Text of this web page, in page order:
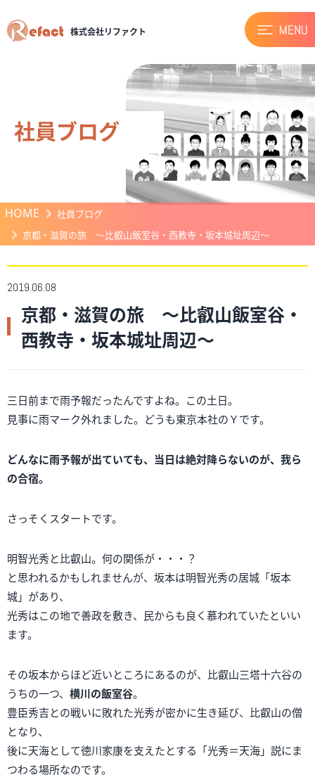
株式会社リファクト
社員ブログ
HOME
社員ブログ
京都・滋賀の旅 ～比叡山飯室谷・西教寺・坂本城址周辺～
2019.06.08
京都・滋賀の旅 ～比叡山飯室谷・
西教寺・坂本城址周辺～
三日前まで雨予報だったんですよね。この土日。
見事に雨マーク外れました。どうも東京本社のＹです。
どんなに雨予報が出ていても、当日は絶対降らないのが、我ら
の合宿。
さっそくスタートです。
明智光秀と比叡山。何の関係が・・・？
と思われるかもしれませんが、坂本は明智光秀の居城「坂本
城」があり、
光秀はこの地で善政を敷き、民からも良く慕われていたといい
ます。
その坂本からほど近いところにあるのが、比叡山三塔十六谷の
うちの一つ、 横川の飯室谷。
豊臣秀吉との戦いに敗れた光秀が密かに生き延び、比叡山の僧
となり、
後に天海として徳川家康を支えたとする「光秀＝天海」説にま
つわる場所なのです。